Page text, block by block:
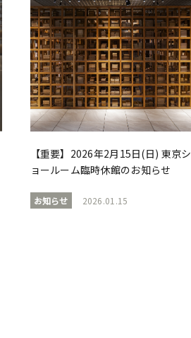
【重要】2026年2月15日(日) 東京シ
ョールーム臨時休館のお知らせ
お知らせ 2026.01.15